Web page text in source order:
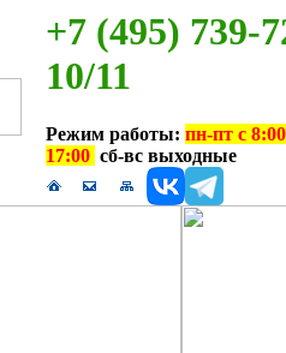
+7 (495) 739-
10/11
Режим работы: пн-пт с
17:00 сб-вс выходные